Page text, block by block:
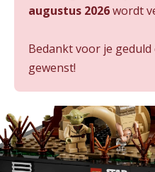
augustus 2026wordt
Bedankt voor je
gewenst!